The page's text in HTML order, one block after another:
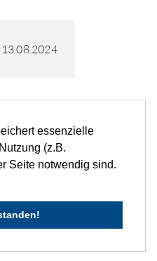
essenzielle
(z.B.
Seite notwendig sind.
13.08.2024